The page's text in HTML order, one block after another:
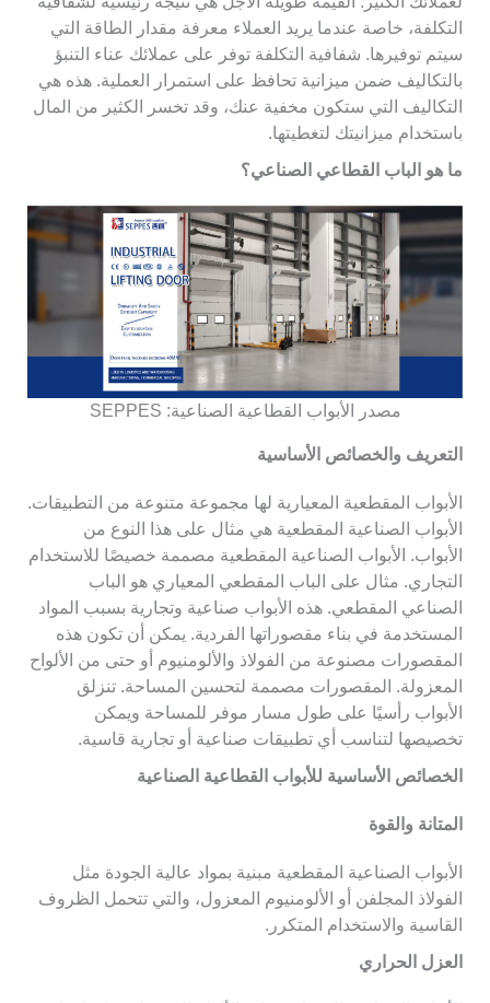
التكلفة، خاصة عندما يريد العملاء معرفة مقدار الطاقة التي
سيتم توفيرها. شفافية التكلفة توفر على عملائك عناء التنبؤ
بالتكاليف ضمن ميزانية تحافظ على استمرار العملية. هذه هي
التكاليف التي ستكون مخفية عنك، وقد تخسر الكثير من المال
باستخدام ميزانيتك لتغطيتها.
ما هو الباب القطاعي الصناعي؟
مصدر الأبواب القطاعية الصناعية: SEPPES
التعريف والخصائص الأساسية
الأبواب المقطعية المعيارية لها مجموعة متنوعة من التطبيقات.
الأبواب الصناعية المقطعية هي مثال على هذا النوع من
الأبواب. الأبواب الصناعية المقطعية مصممة خصيصًا للاستخدام
التجاري. مثال على الباب المقطعي المعياري هو الباب
الصناعي المقطعي. هذه الأبواب صناعية وتجارية بسبب المواد
المستخدمة في بناء مقصوراتها الفردية. يمكن أن تكون هذه
المقصورات مصنوعة من الفولاذ والألومنيوم أو حتى من الألواح
المعزولة. المقصورات مصممة لتحسين المساحة. تنزلق
الأبواب رأسيًا على طول مسار موفر للمساحة ويمكن
تخصيصها لتناسب أي تطبيقات صناعية أو تجارية قاسية.
الخصائص الأساسية للأبواب القطاعية الصناعية
المتانة والقوة
الأبواب الصناعية المقطعية مبنية بمواد عالية الجودة مثل
الفولاذ المجلفن أو الألومنيوم المعزول، والتي تتحمل الظروف
القاسية والاستخدام المتكرر.
العزل الحراري